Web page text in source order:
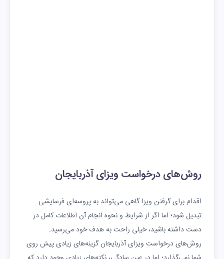
روش‌های درخواست ویزای آذربایجان
اقدام برای گرفتن ویزا گاهی می‌تواند به پروسه‌ای فرسایشی
تبدیل شود؛ اما اگر از شرایط و نحوه انجام آن اطلاعات کامل در
دست داشته باشید، خیلی راحت به هدف خود می‌رسید.
روش‌های درخواست ویزای آذربایجان گزینه‌های زیادی پیش روی